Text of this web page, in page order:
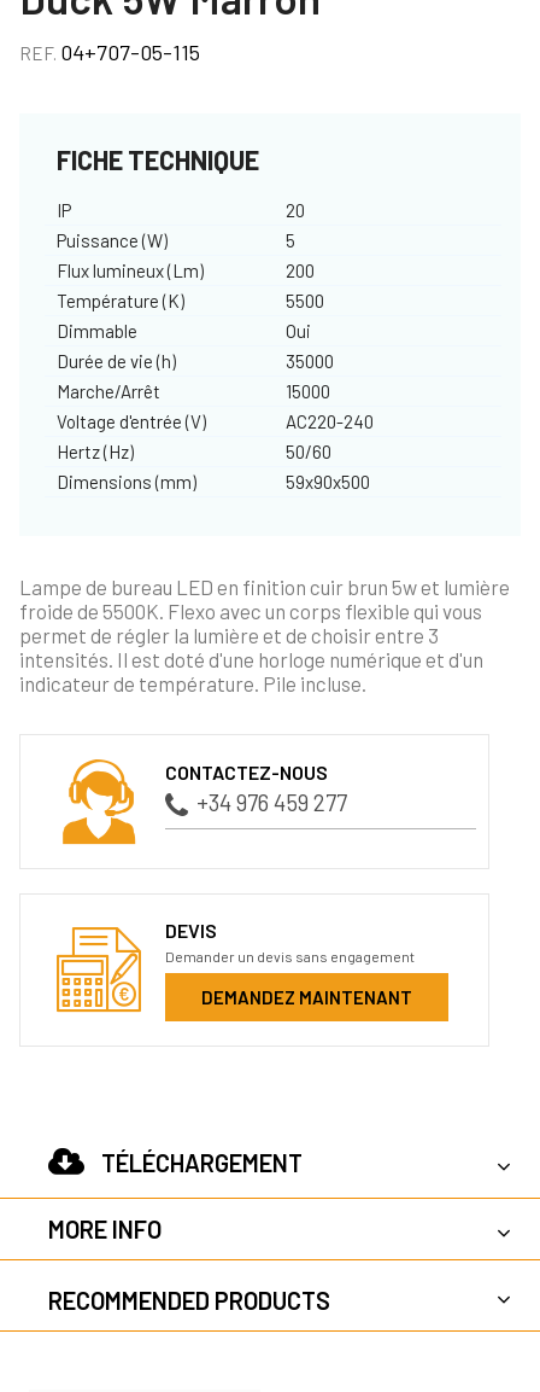
REF. 04+707-05-115
FICHE TECHNIQUE
IP
20
Puissance (W)
5
Flux lumineux (Lm)
200
Température (K)
5500
Dimmable
Oui
Durée de vie (h)
35000
Marche/Arrêt
15000
Voltage d'entrée (V)
AC220-240
Hertz (Hz)
50/60
Dimensions (mm)
59x90x500
Lampe de bureau LED en finition cuir brun 5w et lumière
froide de 5500K. Flexo avec un corps flexible qui vous
permet de régler la lumière et de choisir entre 3
intensités. Il est doté d'une horloge numérique et d'un
indicateur de température. Pile incluse.
CONTACTEZ-NOUS
+34 976 459 277
DEVIS
Demander un devis sans engagement
DEMANDEZ MAINTENANT
TÉLÉCHARGEMENT
MORE INFO
RECOMMENDED PRODUCTS